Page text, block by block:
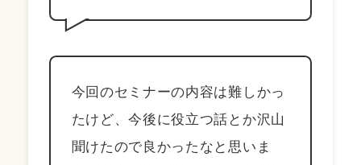
今回のセミナーの内容は難しかっ
たけど、今後に役立つ話とか沢山
聞けたので良かったなと思いま